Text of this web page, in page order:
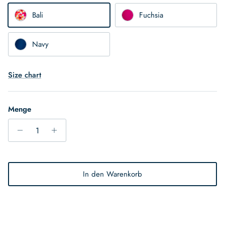
Bali
Fuchsia
Navy
Size chart
Menge
In den Warenkorb